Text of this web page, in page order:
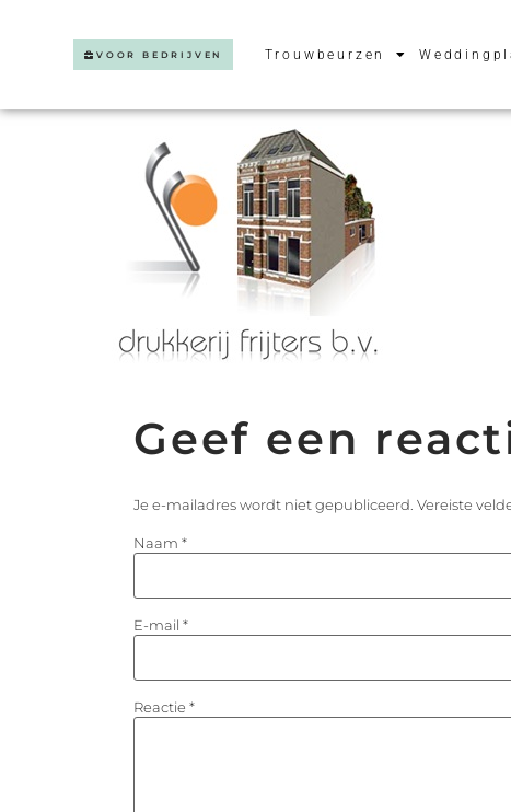
VOOR BEDRIJVEN Trouwbeurzen
Geef een
Je e-mailadres wordt niet gepubliceerd. Vereiste
Naam *
E-mail *
Reactie *